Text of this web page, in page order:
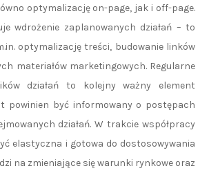
optymalizację on-page, jak i off-page.
wdrożenie zaplanowanych działań – to
optymalizację treści, budowanie linków
materiałów marketingowych. Regularne
działań to kolejny ważny element
powinien być informowany o postępach
działań. W trakcie współpracy
elastyczna i gotowa do dostosowywania
na zmieniające się warunki rynkowe oraz